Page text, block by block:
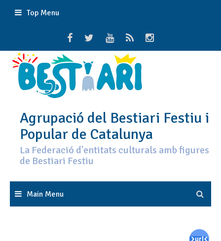
Top Menu
Agrupació del Bestiari Festiu i
Popular de Catalunya
La Federació d'entitats culturals amb figures
de Bestiari Festiu
Main Menu